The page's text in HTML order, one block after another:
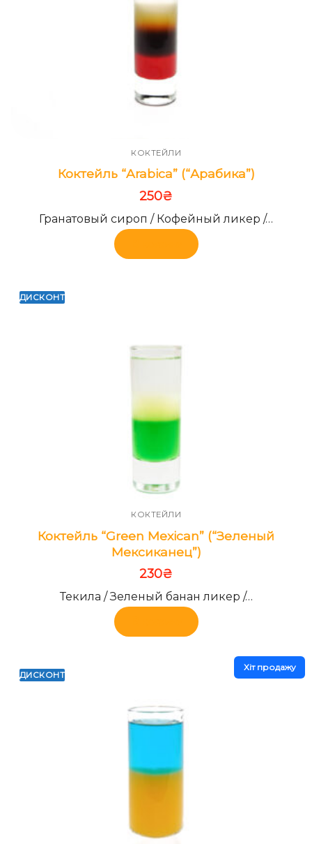
КОКТЕЙЛИ
Коктейль “Arabica” (“Арабика”)
250₴
Гранатовый сироп / Кофейный ликер /…
ДИСКОНТ
КОКТЕЙЛИ
Коктейль “Green Mexican” (“Зеленый
Мексиканец”)
230₴
Текила / Зеленый банан ликер /…
ДИСКОНТ
Хiт продажу